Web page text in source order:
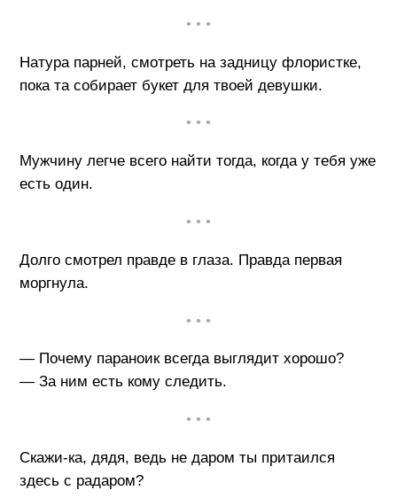
• • •
Натура парней, смотреть на задницу флористке,
пока та собирает букет для твоей девушки.
• • •
Мужчину легче всего найти тогда, когда у тебя уже
есть один.
• • •
Долго смотрел правде в глаза. Правда первая
моргнула.
• • •
— Почему параноик всегда выглядит хорошо?
— За ним есть кому следить.
• • •
Скажи-ка, дядя, ведь не даром ты притаился
здесь с радаром?